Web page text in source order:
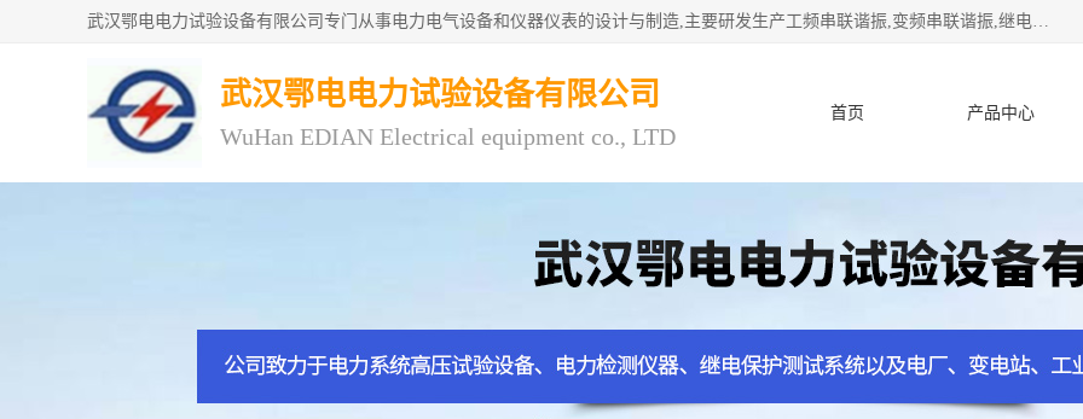
武汉鄂电电力试验设备有限公司专门从事电力电气设备和仪器仪表的设计与制造,主要研发生产工频串联谐振,变频串联谐振,继电保护测试仪,电缆故障测试仪,直流电阻测试仪,接地电阻测试仪等一百多种高品质产品.坚持奉行"质量一,客户至上"的服务宗旨。
武汉鄂电电力试验设备有限公司
WuHan EDIAN Electrical equipment co., LTD
首页 产品中心